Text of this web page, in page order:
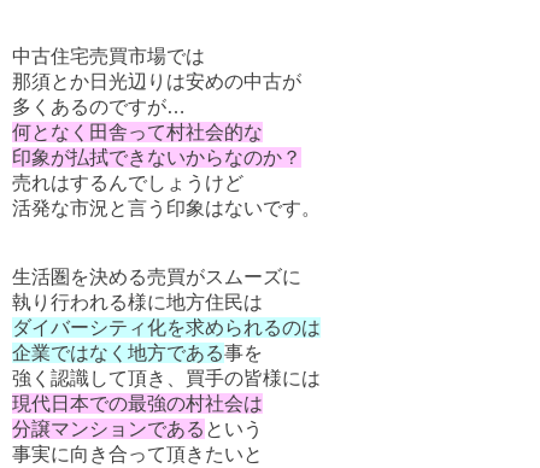
中古住宅売買市場では
那須とか日光辺りは安めの中古が
多くあるのですが…
何となく田舎って村社会的な
印象が払拭できないからなのか？
売れはするんでしょうけど
活発な市況と言う印象はないです。
生活圏を決める売買がスムーズに
執り行われる様に地方住民は
ダイバーシティ化を求められるのは
企業ではなく地方である事を
強く認識して頂き、買手の皆様には
現代日本での最強の村社会は
分譲マンションである という
事実に向き合って頂きたいと